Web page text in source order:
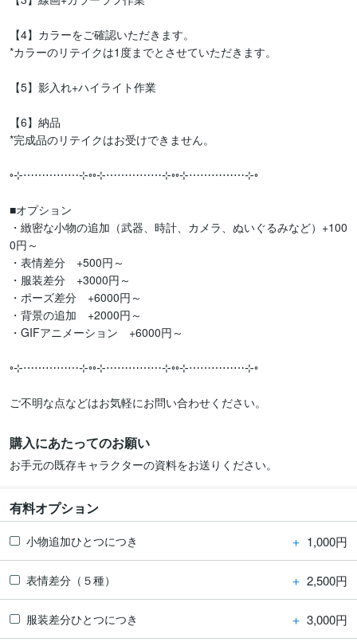
【4】カラーをご確認いただきます。
*カラーのリテイクは1度までとさせていただきます。
【5】影入れ+ハイライト作業
【6】納品
*完成品のリテイクはお受けできません。
◦⊹⋯⋯⋯⋯⋯⊹◦◦⊹⋯⋯⋯⋯⋯⊹◦◦⊹⋯⋯⋯⋯⋯⊹◦
■オプション
・緻密な小物の追加（武器、時計、カメラ、ぬいぐるみなど）+100
0円～
・表情差分　+500円～
・服装差分　+3000円～
・ポーズ差分　+6000円～
・背景の追加　+2000円～
・GIFアニメーション　+6000円～
◦⊹⋯⋯⋯⋯⋯⊹◦◦⊹⋯⋯⋯⋯⋯⊹◦◦⊹⋯⋯⋯⋯⋯⊹◦
ご不明な点などはお気軽にお問い合わせください。
購入にあたってのお願い
お手元の既存キャラクターの資料をお送りください。
有料オプション
小物追加ひとつにつき ＋ 1,000円
表情差分（５種） ＋ 2,500円
服装差分ひとつにつき ＋ 3,000円